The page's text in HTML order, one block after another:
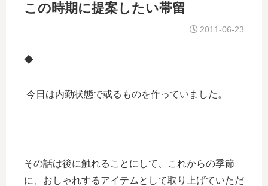
この時期に提案したい帯留
2011-06-23
◆
今日は内勤状態で或るものを作っていました。
その話は後に触れることにして、これからの季節
に、おしゃれするアイテムとして取り上げていただ